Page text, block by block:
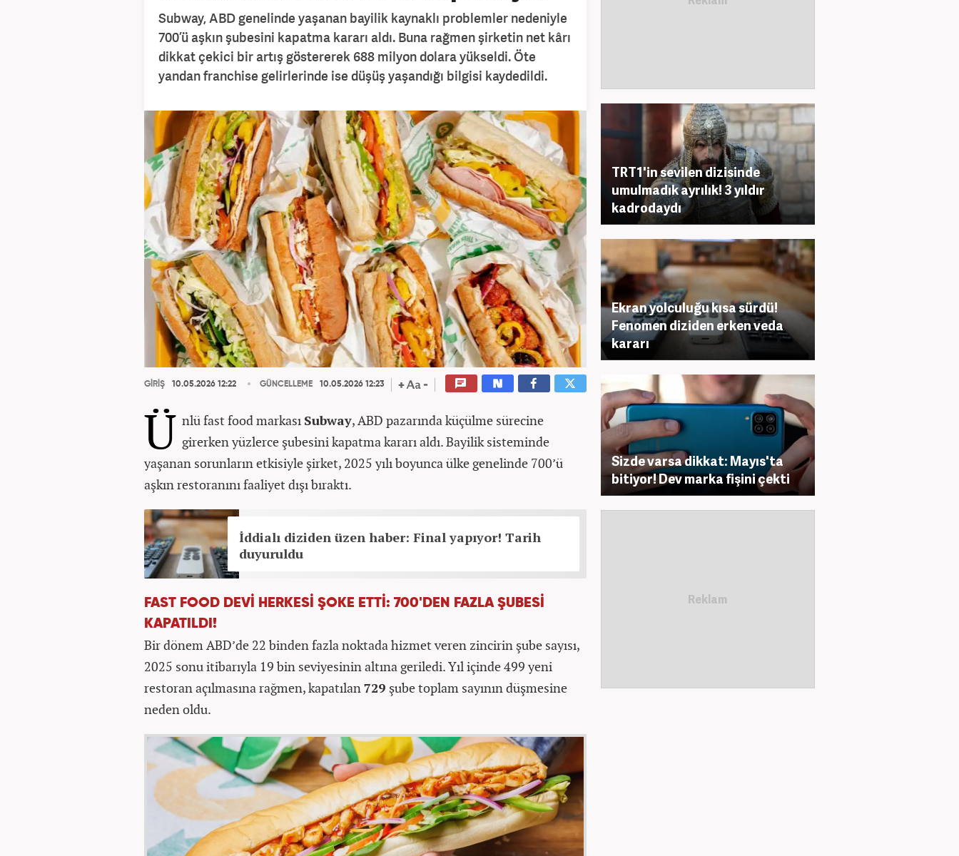
Subway, ABD genelinde yaşanan bayilik kaynaklı problemler nedeniyle
700’ü aşkın şubesini kapatma kararı aldı. Buna rağmen şirketin net kârı
dikkat çekici bir artış göstererek 688 milyon dolara yükseldi. Öte
yandan franchise gelirlerinde ise düşüş yaşandığı bilgisi kaydedildi.
GİRİŞ 10.05.2026 12:22 GÜNCELLEME 10.05.2026 12:23
Ü nlü fast food markası Subway, ABD pazarında küçülme sürecine
girerken yüzlerce şubesini kapatma kararı aldı. Bayilik sisteminde
yaşanan sorunların etkisiyle şirket, 2025 yılı boyunca ülke genelinde 700’ü
aşkın restoranını faaliyet dışı bıraktı.
İddialı diziden üzen haber: Final yapıyor! Tarih
duyuruldu
FAST FOOD DEVİ HERKESİ ŞOKE ETTİ: 700'DEN FAZLA ŞUBESİ
KAPATILDI!
Bir dönem ABD’de 22 binden fazla noktada hizmet veren zincirin şube sayısı,
2025 sonu itibarıyla 19 bin seviyesinin altına geriledi. Yıl içinde 499 yeni
restoran açılmasına rağmen, kapatılan729 şube toplam sayının düşmesine
neden oldu.
TRT1'in sevilen dizisinde
umulmadık ayrılık! 3 yıldır
kadrodaydı
Ekran yolculuğu kısa sürdü!
Fenomen diziden erken veda
kararı
Sizde varsa dikkat: Mayıs'ta
bitiyor! Dev marka fişini çekti